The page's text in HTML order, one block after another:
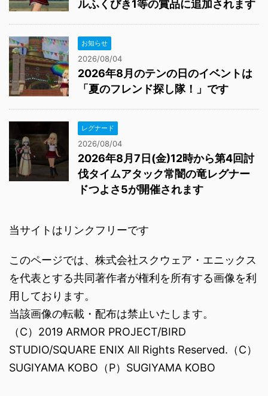
ルふくびき1等の賞品に追加されます
お知らせ
2026/08/04
2026年8月のテンの日のイベントは
「夏のフレンド探し隊！」です
レグナード
2026/08/04
2026年8月7日(金)12時から第4回討
伐タイムアタック常闇の竜レグナー
ドつよさ5が開催されます
当サイトはリンクフリーです
このページでは、株式会社スクウェア・エニックス
を代表とする共同著作者が権利を所有する画像を利
用しております。
当該画像の転載・配布は禁止いたします。
（C）2019 ARMOR PROJECT/BIRD
STUDIO/SQUARE ENIX All Rights Reserved.（C）
SUGIYAMA KOBO（P）SUGIYAMA KOBO